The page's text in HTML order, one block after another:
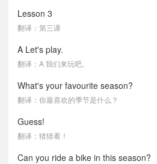
Lesson 3
翻译：第三课
A Let's play.
翻译：A 我们来玩吧。
What's your favourite season?
翻译：你最喜欢的季节是什么？
Guess!
翻译：猜猜看！
Can you ride a bike in this season?